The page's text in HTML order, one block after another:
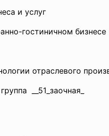
и услуг
гостиничном бизнесе
отраслевого